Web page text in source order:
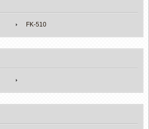
FK-510